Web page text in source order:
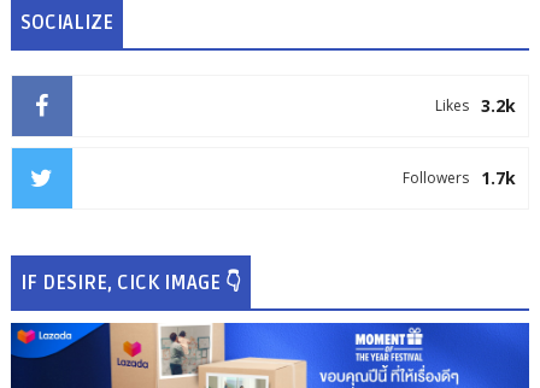
SOCIALIZE
3.2k
Likes
1.7k
Followers
IF DESIRE, CICK IMAGE 👇